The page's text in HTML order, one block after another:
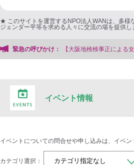
★ このサイトを運営するNPO法人WANは、多様
ジェンダー平等を求める人々に交流の場を提供し
緊急の呼びかけ：
事正による女性検事への性的暴行事件】 ◆女
イベント情報
イベントについての問合せや申し込みは、イベン
カテゴリ選択：